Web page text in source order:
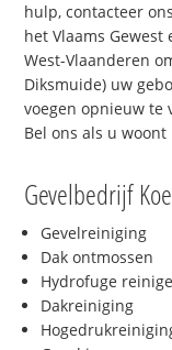
hulp, contacteer
het Vlaams
West-Vlaanderen
Diksmuide) uw
voegen opnieuw te
Bel ons als u
Gevelbedrijf
Gevelreiniging
Dak ontmossen
Hydrofuge
Dakreiniging